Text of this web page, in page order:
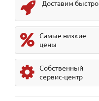
Доставим быстро
Самые низкие
цены
Собственный
сервис-центр